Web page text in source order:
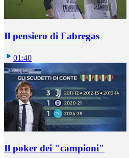
Il pensiero di Fabregas
01:40
Il poker dei "campioni"